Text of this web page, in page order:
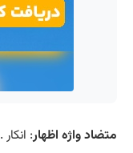
متضاد واژه اظهار: انکار .